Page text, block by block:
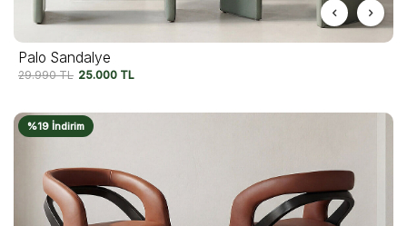
Palo Sandalye
29.990TL 25.000 TL
%19 İndirim